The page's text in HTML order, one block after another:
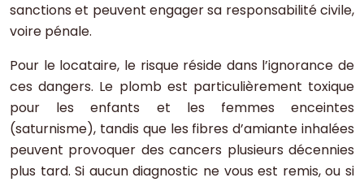
sanctions et peuvent engager sa responsabilité civile,
voire pénale.
Pour le locataire, le risque réside dans l’ignorance de
ces dangers. Le plomb est particulièrement toxique
pour les enfants et les femmes enceintes
(saturnisme), tandis que les fibres d’amiante inhalées
peuvent provoquer des cancers plusieurs décennies
plus tard. Si aucun diagnostic ne vous est remis, ou si